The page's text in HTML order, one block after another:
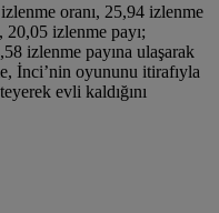
oranı, 25,94 izlenme
20,05 izlenme payı;
izlenme payına ulaşarak
İnci’nin oyununu itirafıyla
evli kaldığını